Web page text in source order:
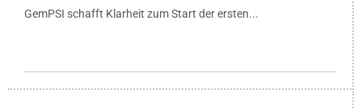
GemPSI schafft Klarheit zum Start der ersten...